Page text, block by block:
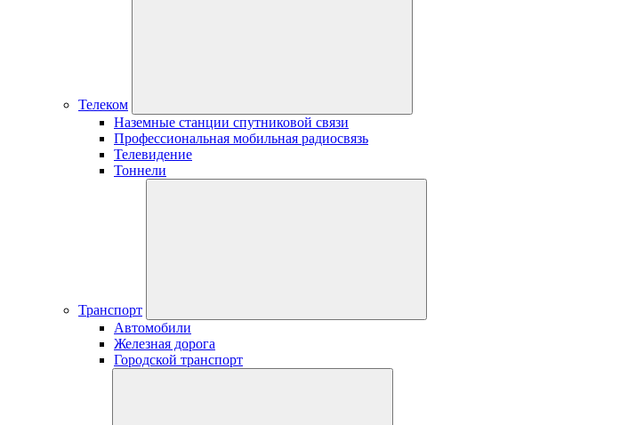
Телеком
Наземные станции спутниковой связи
Профессиональная мобильная радиосвязь
Телевидение
Тоннели
Транспорт
Автомобили
Железная дорога
Городской транспорт